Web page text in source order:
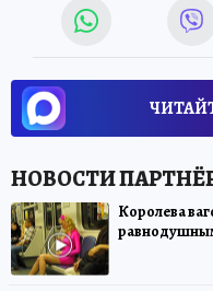
Королева